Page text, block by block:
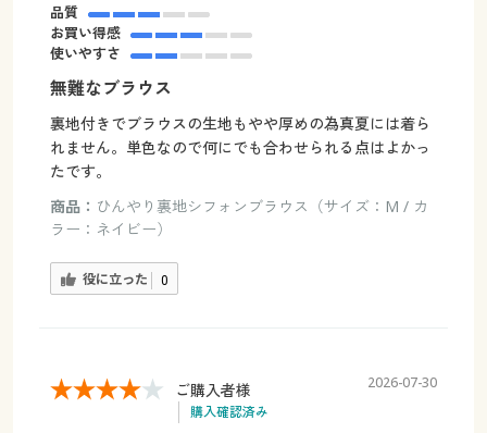
品質
お買い得感
使いやすさ
無難なブラウス
裏地付きでブラウスの生地もやや厚めの為真夏には着ら
れません。単色なので何にでも合わせられる点はよかっ
たです。
商品： ひんやり裏地シフォンブラウス（サイズ：M / カ
ラー：ネイビー）
役に立った 0
ご購入者様
購入確認済み
2026-07-30